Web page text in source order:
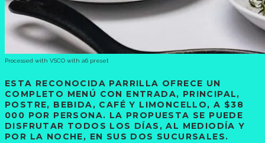
Processed with VSCO with a6 preset
ESTA RECONOCIDA PARRILLA OFRECE UN
COMPLETO MENÚ CON ENTRADA, PRINCIPAL,
POSTRE, BEBIDA, CAFÉ Y LIMONCELLO, A $38
000 POR PERSONA. LA PROPUESTA SE PUEDE
DISFRUTAR TODOS LOS DÍAS, AL MEDIODÍA Y
POR LA NOCHE, EN SUS DOS SUCURSALES.